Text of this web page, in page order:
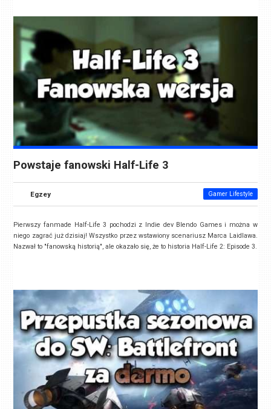
Powstaje fanowski Half-Life 3
Egzey Gamer Lifestyle
Pierwszy fanmade Half-Life 3 pochodzi z Indie dev Blendo Games i można w
niego zagrać już dzisiaj! Wszystko przez wstawiony scenariusz Marca Laidlawa.
Nazwał to "fanowską historią", ale okazało się, że to historia Half-Life 2: Episode 3.